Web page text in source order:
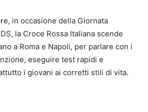
in occasione della Giornata
la Croce Rossa Italiana scende
a Roma e Napoli, per parlare con i
eseguire test rapidi e
i giovani ai corretti stili di vita.